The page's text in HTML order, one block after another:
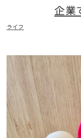
企業
ライフ